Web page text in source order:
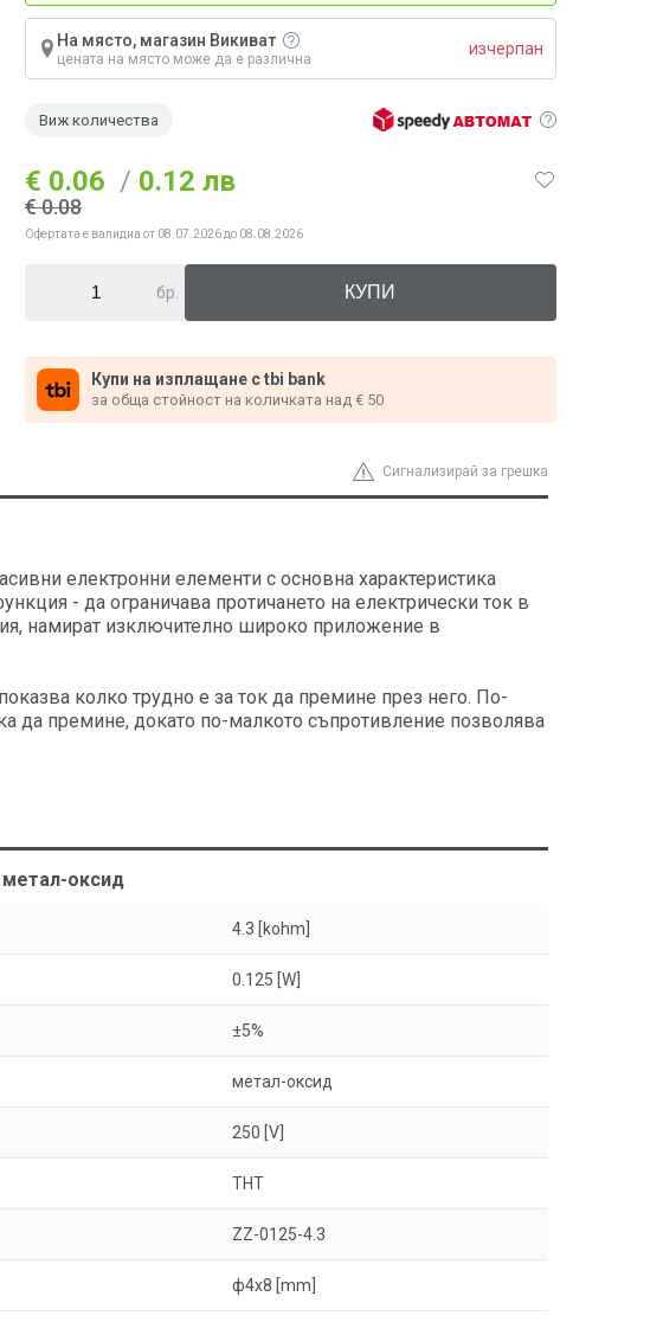
На място, магазин Викиват
цената на място може да е различна
изчерпан
Виж количества
€ 0.06 / 0.12 лв
€ 0.08
Офертата е валидна от 08.07.2026 до 08.08.2026
бр.
Купи на изплащане с tbi bank
за обща стойност на количката над € 50
Сигнализирай за грешка
електронни елементи с основна характеристика
- да ограничава протичането на електрически ток в
намират изключително широко приложение в
колко трудно е за ток да премине през него. По-
да премине, докато по-малкото съпротивление позволява
метал-оксид
4.3 [kohm]
0.125 [W]
±5%
метал-оксид
250 [V]
THT
ZZ-0125-4.3
ф4x8 [mm]